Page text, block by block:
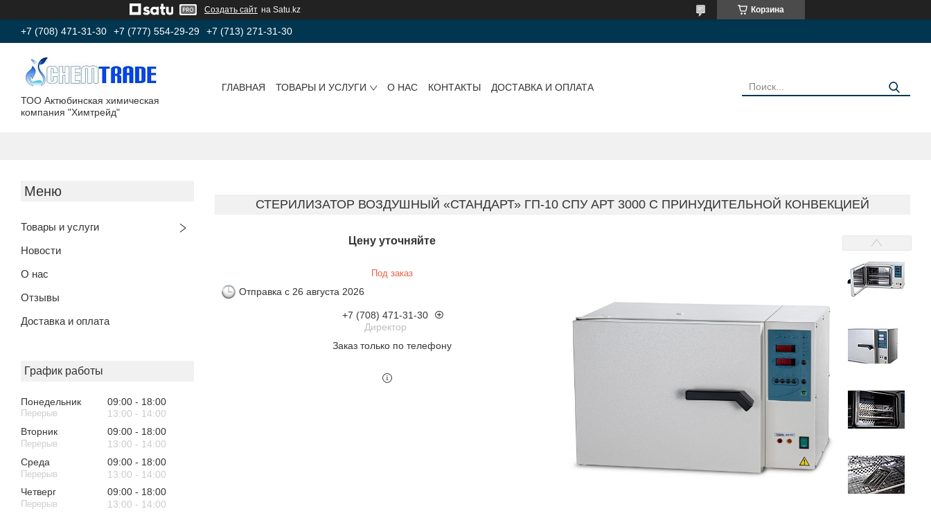
Создать сайт на Satu.kz Корзина
+7 (708) 471-31-30 +7 (777) 554-29-29 +7 (713) 271-31-30
ТОО Актюбинская химическая
компания "Химтрейд"
ГЛАВНАЯ ТОВАРЫ И УСЛУГИ О НАС КОНТАКТЫ ДОСТАВКА И ОПЛАТА
Товары и услуги
Новости
О нас
Отзывы
Доставка и оплата
График работы
Понедельник 09:00
18:00
13:00
14:00
Вторник
09:00
18:00
13:00
14:00
Среда
09:00
18:00
13:00
14:00
Четверг
09:00
18:00
13:00
14:00
СТЕРИЛИЗАТОР ВОЗДУШНЫЙ «СТАНДАРТ» ГП-10 СПУ АРТ 3000 С ПРИНУДИТЕЛЬНОЙ КОНВЕКЦИЕЙ
Цену уточняйте
Под заказ
Отправка с 26 августа 2026
+7 (708) 471-31-30
Директор
Заказ только по телефону